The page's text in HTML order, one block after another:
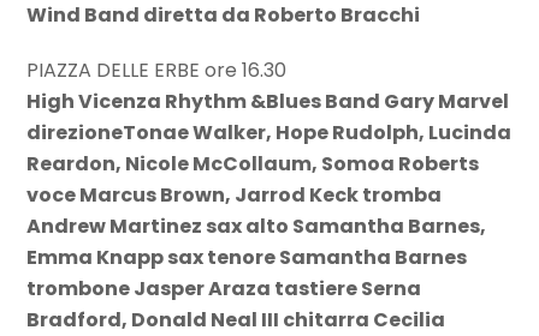
Wind Band diretta da Roberto Bracchi
PIAZZA DELLE ERBE ore 16.30
High Vicenza Rhythm &Blues Band Gary Marvel
direzioneTonae Walker, Hope Rudolph, Lucinda
Reardon, Nicole McCollaum, Somoa Roberts
voce Marcus Brown, Jarrod Keck tromba
Andrew Martinez sax alto Samantha Barnes,
Emma Knapp sax tenore Samantha Barnes
trombone Jasper Araza tastiere Serna
Bradford, Donald Neal III chitarra Cecilia